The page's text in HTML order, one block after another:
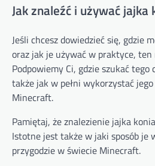
Jak znaleźć i używać
Jeśli chcesz dowiedzieć się, gdzie
oraz jak je używać w praktyce, ten
Podpowiemy Ci, gdzie szukać
także jak w pełni wykorzystać
Minecraft.
Pamiętaj, że znalezienie jajka
Istotne jest także w jaki sposób je
przygodzie w świecie Minecraft.